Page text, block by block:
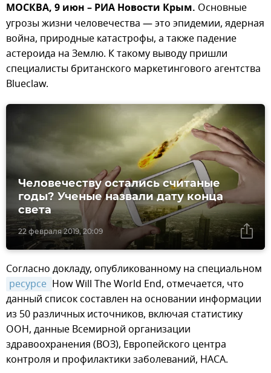
МОСКВА, 9 июн – РИА Новости Крым. Основные
угрозы жизни человечества — это эпидемии, ядерная
война, природные катастрофы, а также падение
астероида на Землю. К такому выводу пришли
специалисты британского маркетингового агентства
Blueclaw.
22 февраля 2019, 20:09
Человечеству остались считаные
годы? Ученые назвали дату конца
света
Согласно докладу, опубликованному на специальном
ресурсе How Will The World End, отмечается, что
данный список составлен на основании информации
из 50 различных источников, включая статистику
ООН, данные Всемирной организации
здравоохранения (ВОЗ), Европейского центра
контроля и профилактики заболеваний, НАСА.